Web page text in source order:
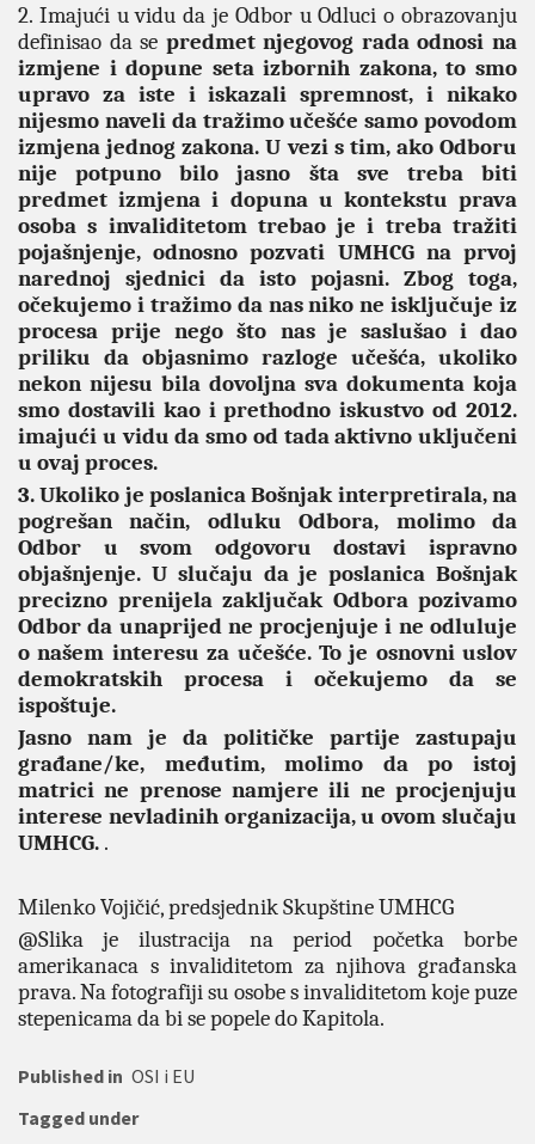
2. Imajući u vidu da je Odbor u Odluci o obrazovanju
definisao da se predmet njegovog rada odnosi na
izmjene i dopune seta izbornih zakona, to smo
upravo za iste i iskazali spremnost, i nikako
nijesmo naveli da tražimo učešće samo povodom
izmjena jednog zakona. U vezi s tim, ako Odboru
nije potpuno bilo jasno šta sve treba biti
predmet izmjena i dopuna u kontekstu prava
osoba s invaliditetom trebao je i treba tražiti
pojašnjenje, odnosno pozvati UMHCG na prvoj
narednoj sjednici da isto pojasni. Zbog toga,
očekujemo i tražimo da nas niko ne isključuje iz
procesa prije nego što nas je saslušao i dao
priliku da objasnimo razloge učešća, ukoliko
nekon nijesu bila dovoljna sva dokumenta koja
smo dostavili kao i prethodno iskustvo od 2012.
imajući u vidu da smo od tada aktivno uključeni
u ovaj proces.
3. Ukoliko je poslanica Bošnjak interpretirala, na
pogrešan način, odluku Odbora, molimo da
Odbor u svom odgovoru dostavi ispravno
objašnjenje. U slučaju da je poslanica Bošnjak
precizno prenijela zaključak Odbora pozivamo
Odbor da unaprijed ne procjenjuje i ne odluluje
o našem interesu za učešće. To je osnovni uslov
demokratskih procesa i očekujemo da se
ispoštuje.
Jasno nam je da političke partije zastupaju
građane/ke, međutim, molimo da po istoj
matrici ne prenose namjere ili ne procjenjuju
interese nevladinih organizacija, u ovom slučaju
UMHCG. .
Milenko Vojičić, predsjednik Skupštine UMHCG
@Slika je ilustracija na period početka borbe
amerikanaca s invaliditetom za njihova građanska
prava. Na fotografiji su osobe s invaliditetom koje puze
stepenicama da bi se popele do Kapitola.
Published in OSI i EU
Tagged under